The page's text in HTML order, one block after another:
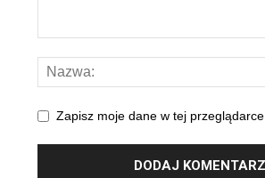
Zapisz moje dane w tej przeglądarce.